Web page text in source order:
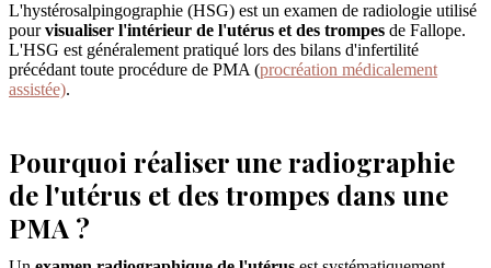
L'hystérosalpingographie (HSG) est un examen de radiologie utilisé
pourvisualiser l'intérieur de l'utérus et des trompes de Fallope.
L'HSG est généralement pratiqué lors des bilans d'infertilité
précédant toute procédure de PMA (procréation médicalement
assistée).
Pourquoi réaliser une radiographie
de l'utérus et des trompes dans une
PMA ?